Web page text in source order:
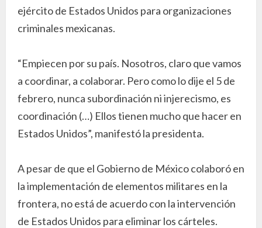
ejército de Estados Unidos para organizaciones
criminales mexicanas.
“Empiecen por su país. Nosotros, claro que vamos
a coordinar, a colaborar. Pero como lo dije el 5 de
febrero, nunca subordinación ni injerecismo, es
coordinación (…) Ellos tienen mucho que hacer en
Estados Unidos”, manifestó la presidenta.
A pesar de que el Gobierno de México colaboró en
la implementación de elementos militares en la
frontera, no está de acuerdo con la intervención
de Estados Unidos para eliminar los cárteles.